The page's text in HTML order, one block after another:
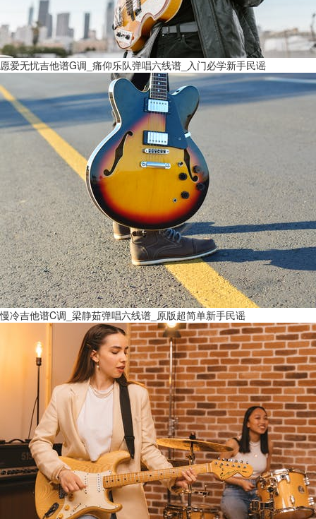
愿爱无忧吉他谱G调_痛仰乐队弹唱六线谱_入门必学新手民谣
慢冷吉他谱C调_梁静茹弹唱六线谱_原版超简单新手民谣